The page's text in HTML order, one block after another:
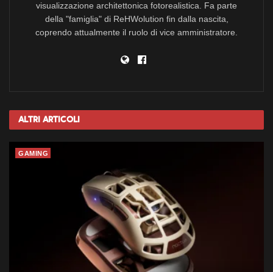
visualizzazione architettonica fotorealistica. Fa parte
della "famiglia" di ReHWolution fin dalla nascita,
coprendo attualmente il ruolo di vice amministratore.
Altri Articoli
GAMING